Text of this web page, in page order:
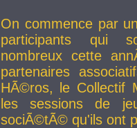
On commence par
participants qui
nombreux cette
partenaires
HÃ©ros, le Collectif
les sessions de
sociÃ©tÃ© qu'ils ont